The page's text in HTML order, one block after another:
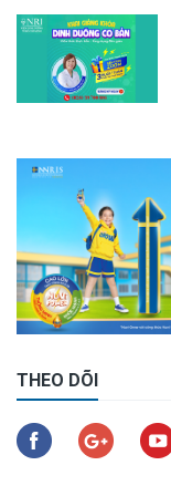
THEO DÕI